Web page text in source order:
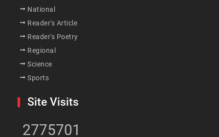
National
Reader's Article
Reader's Poetry
Regional
Science
Sports
Site Visits
2775701